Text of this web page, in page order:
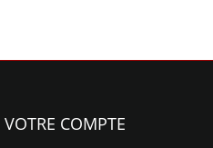
VOTRE COMPTE